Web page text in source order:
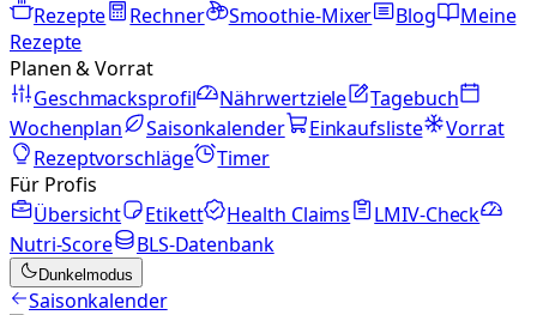
Rezepte
Rechner Smoothie-Mixer Blog
Meine
Rezepte
Planen & Vorrat
Geschmacksprofil
Nährwertziele
Tagebuch
Wochenplan
Saisonkalender Einkaufsliste
Vorrat
Rezeptvorschläge
Timer
Für Profis
Übersicht
Etikett Health Claims
LMIV-Check
Nutri-Score
BLS-Datenbank
Dunkelmodus
Saisonkalender